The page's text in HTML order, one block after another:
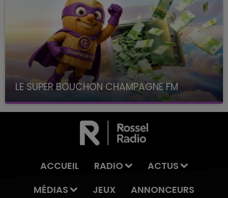
LE SUPER BOUCHON CHAMPAGNE FM
avec La Famille Champagne FM, à 8H10
ACCUEIL RADIO
ACTUS
MÉDIAS
JEUX ANNONCEURS